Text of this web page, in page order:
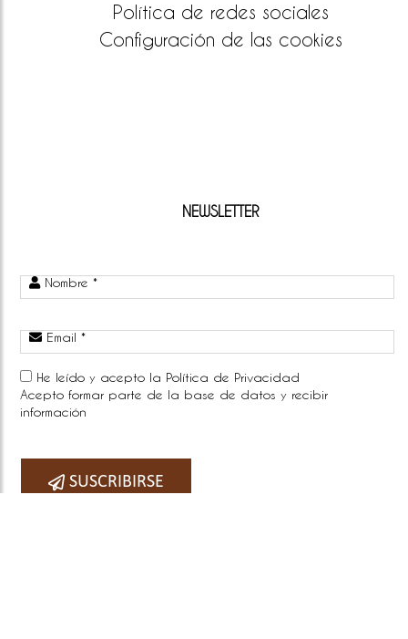
Política de redes sociales
Configuración de las cookies
NEWSLETTER
Nombre *
Email *
He leído y acepto la Política de Privacidad
Acepto formar parte de la base de datos y recibir
información
SUSCRIBIRSE